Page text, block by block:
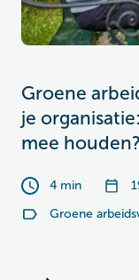
Groene
je
mee houden?
4 min
Groene